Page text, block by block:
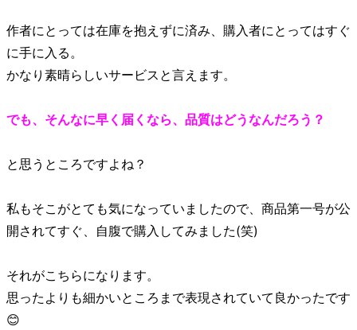
作者にとっては在庫を抱えずに済み、購入者にとってはすぐ
に手に入る。
かなり素晴らしいサービスと言えます。
でも、そんなに早く届くなら、品質はどうなんだろう？
と思うところですよね？
私もそこがとても気になっていましたので、商品第一号が公
開されてすぐ、自腹で購入してみました(笑)
それがこちらになります。
思ったよりも細かいところまで表現されていて良かったです
😊